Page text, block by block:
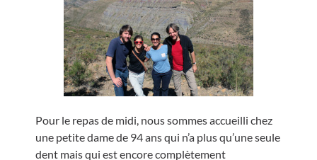
Pour le repas de midi, nous sommes accueilli chez
une petite dame de 94 ans qui n’a plus qu’une seule
dent mais qui est encore complètement